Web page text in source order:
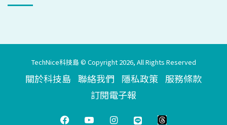
TechNice科技島 © Copyright 2026, All Rights Reserved
關於科技島 聯絡我們 隱私政策 服務條款
訂閱電子報